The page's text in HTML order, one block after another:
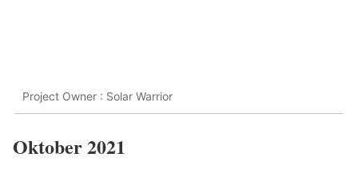
Project Owner : Solar Warrior
Oktober 2021